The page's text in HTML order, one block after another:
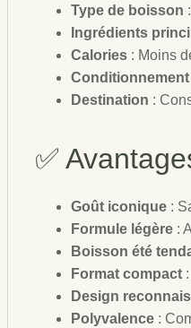
Type de boisson
Ingrédients
Calories : Moins
Conditionnement
Destination :
✅
Goût iconique :
Formule légère :
Boisson été
Format compact
Design
Polyvalence :